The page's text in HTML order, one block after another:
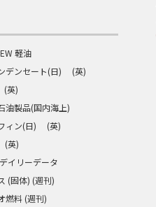
軽油
デンセート(日)
(英)
(英)
油製品(国内海上)
ィン(日)
(英)
(英)
イリーデータ
(固体) (週刊)
燃料 (週刊)